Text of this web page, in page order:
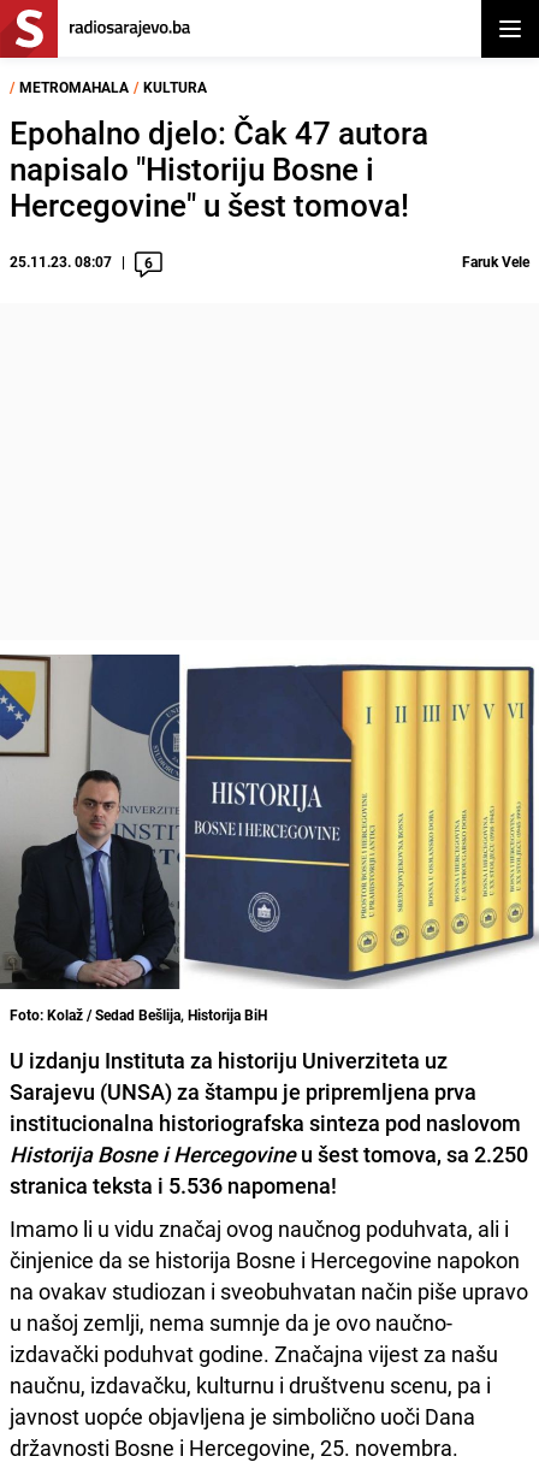
/ METROMAHALA / KULTURA
Epohalno djelo: Čak 47 autora
napisalo "Historiju Bosne i
Hercegovine" u šest tomova!
25.11.23. 08:07 6 Faruk Vele
Foto: Kolaž / Sedad Bešlija, Historija BiH
U izdanju Instituta za historiju Univerziteta uz
Sarajevu (UNSA) za štampu je pripremljena prva
institucionalna historiografska sinteza pod naslovom
Historija Bosne i Hercegovineu šest tomova, sa 2.250
stranica teksta i 5.536 napomena!
Imamo li u vidu značaj ovog naučnog poduhvata, ali i
činjenice da se historija Bosne i Hercegovine napokon
na ovakav studiozan i sveobuhvatan način piše upravo
u našoj zemlji, nema sumnje da je ovo naučno-
izdavački poduhvat godine. Značajna vijest za našu
naučnu, izdavačku, kulturnu i društvenu scenu, pa i
javnost uopće objavljena je simbolično uoči Dana
državnosti Bosne i Hercegovine, 25. novembra.